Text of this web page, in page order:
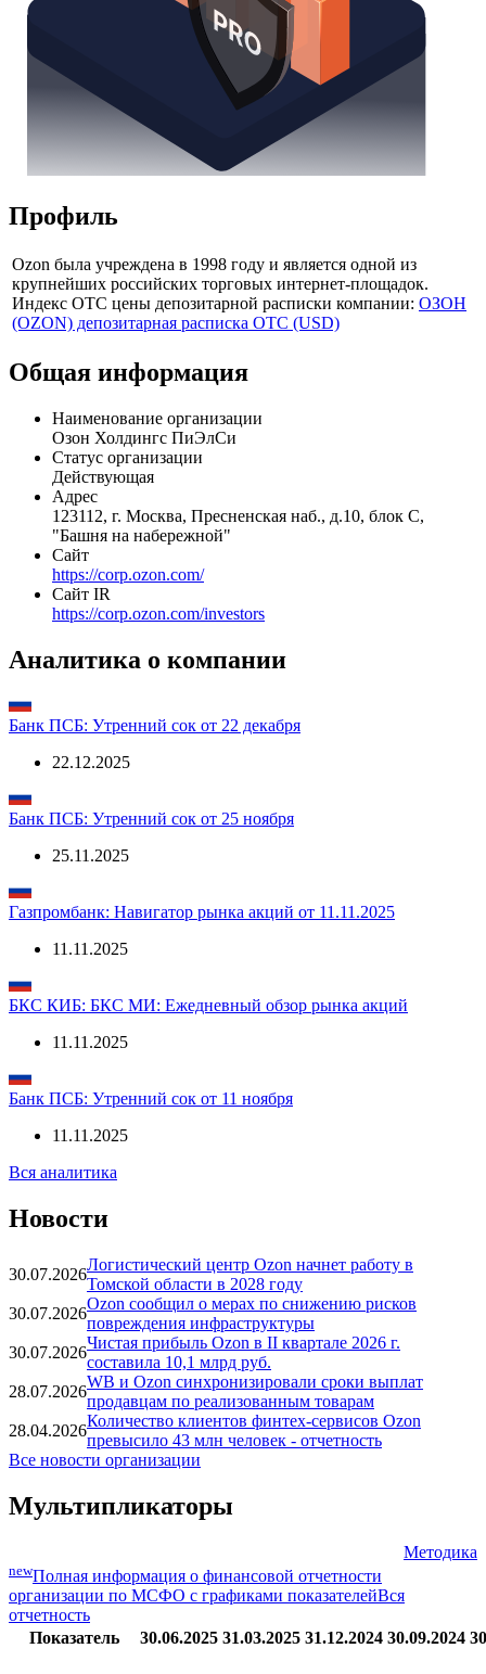
Профиль
Ozon была учреждена в 1998 году и является одной из
крупнейших российских торговых интернет-площадок.
Индекс ОТС цены депозитарной расписки компании: ОЗОН
(OZON) депозитарная расписка OTC (USD)
Общая информация
Наименование организации
Озон Холдингс ПиЭлСи
Статус организации
Действующая
Адрес
123112, г. Москва, Пресненская наб., д.10, блок С,
"Башня на набережной"
Сайт
https://corp.ozon.com/
Сайт IR
https://corp.ozon.com/investors
Аналитика о компании
Банк ПСБ: Утренний сок от 22 декабря
22.12.2025
Банк ПСБ: Утренний сок от 25 ноября
25.11.2025
Газпромбанк: Навигатор рынка акций от 11.11.2025
11.11.2025
БКС КИБ: БКС МИ: Ежедневный обзор рынка акций
11.11.2025
Банк ПСБ: Утренний сок от 11 ноября
11.11.2025
Вся аналитика
Новости
30.07.2026
Логистический центр Ozon начнет работу в
Томской области в 2028 году
30.07.2026
Ozon сообщил о мерах по снижению рисков
повреждения инфраструктуры
30.07.2026
Чистая прибыль Ozon в II квартале 2026 г.
составила 10,1 млрд руб.
28.07.2026
WB и Ozon синхронизировали сроки выплат
продавцам по реализованным товарам
28.04.2026
Количество клиентов финтех-сервисов Ozon
превысило 43 млн человек - отчетность
Все новости организации
Мультипликаторы
Методика
newПолная информация о финансовой отчетности
организации по МСФО с графиками показателейВся
отчетность
Показатель
30.06.2025 31.03.2025 31.12.2024 30.09.2024